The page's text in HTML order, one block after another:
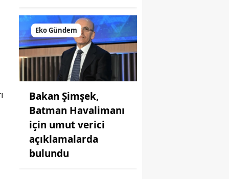
Eko Gündem
Bakan Şimşek,
Batman Havalimanı
için umut verici
açıklamalarda
bulundu